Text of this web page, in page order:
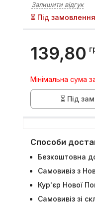
Залишити відгук
⏳ Під
139,80
Мінімальна сума
⏳ Під
Способи
Безкоштовна
Самовивіз з
Кур'єр Нової
Самовивіз зі